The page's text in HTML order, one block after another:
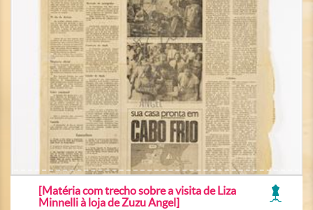
[Matéria com trecho sobre a visita de Liza
Minnelli à loja de Zuzu Angel]